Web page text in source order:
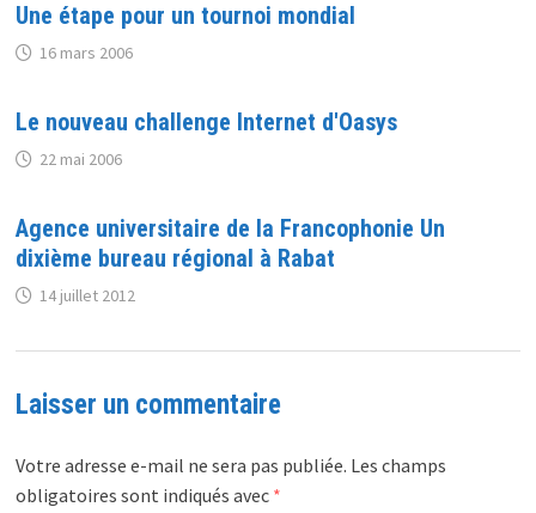
Une étape pour un tournoi mondial
16 mars 2006
Le nouveau challenge Internet d'Oasys
22 mai 2006
Agence universitaire de la Francophonie Un
dixième bureau régional à Rabat
14 juillet 2012
Laisser un commentaire
Votre adresse e-mail ne sera pas publiée. Les champs
obligatoires sont indiqués avec *